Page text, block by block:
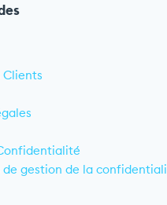
Clients
de gestion de la